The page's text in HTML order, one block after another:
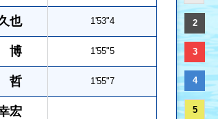
也 1'53"4
1'55"5
1'55"7
宏
2
3
4
5